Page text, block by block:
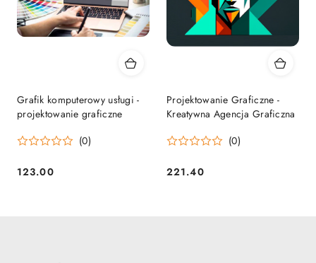
Grafik komputerowy usługi -
projektowanie graficzne
(0)
Cena:
123.00
Projektowanie Graficzne -
Kreatywna Agencja Graficzna
(0)
Cena:
221.40